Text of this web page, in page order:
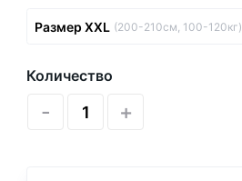
Размер XXL (200-210см, 100-120кг)
Количество
- +